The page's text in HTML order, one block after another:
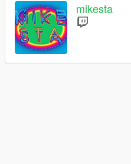
mikesta